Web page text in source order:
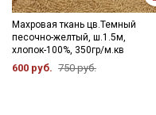
Махровая ткань цв.Темный
песочно-желтый, ш.1.5м,
хлопок-100%, 350гр/м.кв
600 руб. 750 руб.